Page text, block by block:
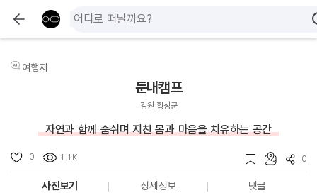
여행지
둔내캠프
강원 횡성군
자연과 함께 숨쉬며 지친 몸과 마음을 치유하는 공간
0 1.1K 0
사진보기 상세정보 댓글